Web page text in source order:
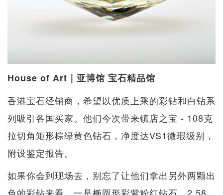
House of Art｜亚博馆 宝石精品馆
香港宝石经销商，希望以优质上乘的彩钻和白钻系
列吸引各国买家。他们今次带来镇店之宝 - 108克
拉切角矩形棕绿黄色钻石，净度达VS1微瑕级别，
附设鉴定报告。
如果你会到现场去，别忘了让他们拿出另外两颗出
色的彩钻来看。一是椭圆形彩紫粉红钻石，2.58